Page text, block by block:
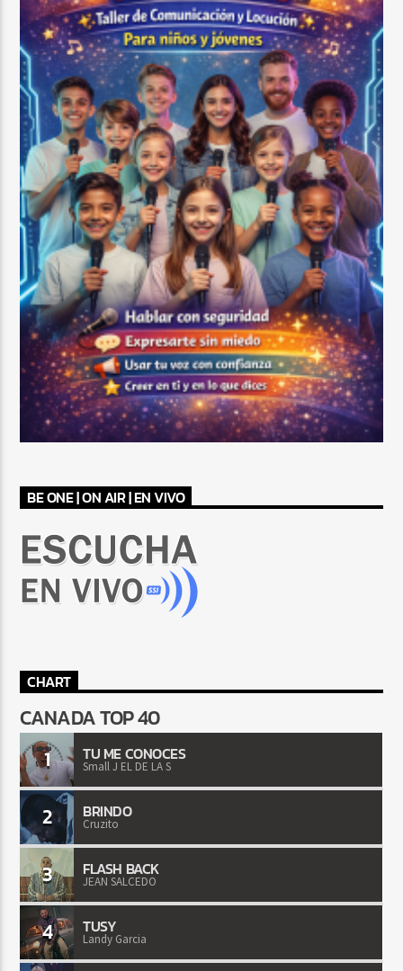
BE ONE | ON AIR | EN VIVO
CHART
CANADA TOP 40
1 TU ME CONOCES
Small J EL DE LA S
2 BRINDO
Cruzito
3 FLASH BACK
JEAN SALCEDO
4 TUSY
Landy Garcia